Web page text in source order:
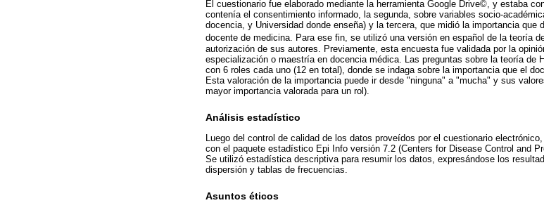
El cuestionario fue elaborado mediante la herramienta Google Drive©, y estaba
contenía el consentimiento informado, la segunda, sobre variables socio-
docencia, y Universidad donde enseña) y la tercera, que midió la importancia que
docente de medicina. Para ese fin, se utilizó una versión en español de la teoría
autorización de sus autores. Previamente, esta encuesta fue validada por la
especialización o maestría en docencia médica. Las preguntas sobre la teoría de
con 6 roles cada uno (12 en total), donde se indaga sobre la importancia que el
Esta valoración de la importancia puede ir desde "ninguna" a "mucha" y sus
mayor importancia valorada para un rol).
Análisis estadístico
Luego del control de calidad de los datos proveídos por el cuestionario
con el paquete estadístico Epi Info versión 7.2 (Centers for Disease Control and
Se utilizó estadística descriptiva para resumir los datos, expresándose los
dispersión y tablas de frecuencias.
Asuntos éticos